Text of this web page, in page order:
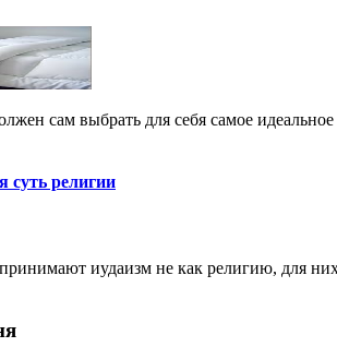
сам выбрать для себя самое
суть религии
иудаизм не как религию, для